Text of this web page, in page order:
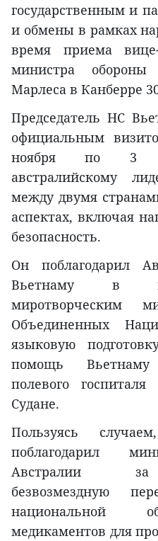
государственным и
и обмены в рамках
время приема
министра обороны
Марлеса в Канберре
Председатель НС
официальным
ноября по 3
австралийскому
между двумя
аспектах, включая
безопасность.
Он поблагодарил
Вьетнаму в
миротворческим
Объединенных
языковую
помощь
полевого
Судане.
Пользуясь
поблагодарил
Австралии за
безвозмездную
национальной
медикаментов для